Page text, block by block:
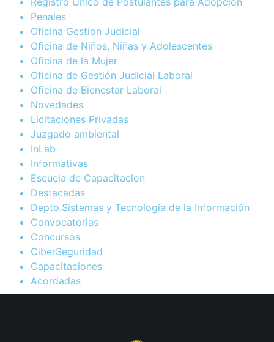
Penales
Oficina Gestion Judicial
Oficina de Niños, Niñas y Adolescentes
Oficina de la Mujer
Oficina de Gestión Judicial Laboral
Oficina de Bienestar Laboral
Novedades
Licitaciones Privadas
Juzgado ambiental
InLab
Informativas
Escuela de Capacitacion
Destacadas
Depto.Sistemas y Tecnología de la Información
Convocatorias
Concursos
CiberSeguridad
Capacitaciones
Acordadas